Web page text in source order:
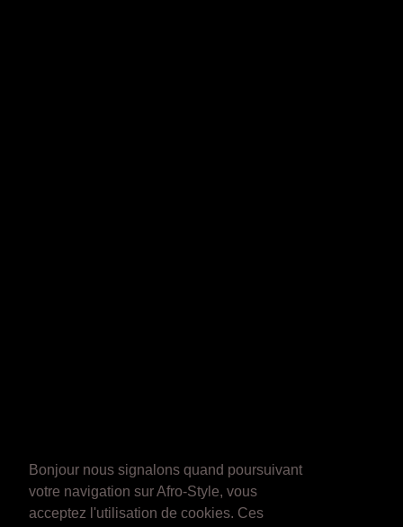
Bonjour nous signalons quand poursuivant
votre navigation sur Afro-Style, vous
acceptez l'utilisation de cookies. Ces